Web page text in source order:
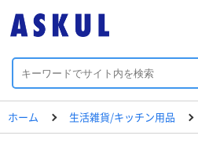
ホーム 生活雑貨/キッチン用品